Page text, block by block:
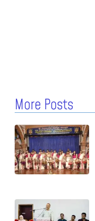
More Posts